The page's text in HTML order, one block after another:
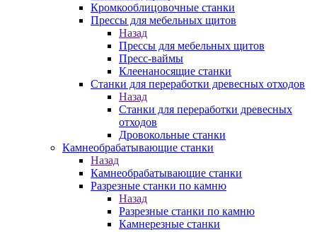
Кромкооблицовочные станки
Прессы для мебельных щитов
Назад
Прессы для мебельных щитов
Пресс-ваймы
Клеенаносящие станки
Станки для переработки древесных отходов
Назад
Станки для переработки древесных
отходов
Дровокольные станки
Камнеобрабатывающие станки
Назад
Камнеобрабатывающие станки
Разрезные станки по камню
Назад
Разрезные станки по камню
Камнерезные станки